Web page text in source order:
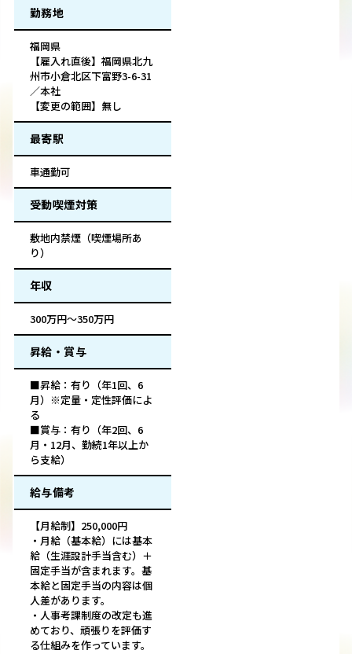
勤務地
福岡県
【雇入れ直後】福岡県北九
州市小倉北区下富野3-6-31
／本社
【変更の範囲】無し
最寄駅
車通勤可
受動喫煙対策
敷地内禁煙（喫煙場所あ
り）
年収
300万円～350万円
昇給・賞与
■昇給：有り（年1回、6
月）※定量・定性評価によ
る
■賞与：有り（年2回、6
月・12月、勤続1年以上か
ら支給）
給与備考
【月給制】250,000円
・月給（基本給）には基本
給（生涯設計手当含む）＋
固定手当が含まれます。基
本給と固定手当の内容は個
人差があります。
・人事考課制度の改定も進
めており、頑張りを評価す
る仕組みを作っています。